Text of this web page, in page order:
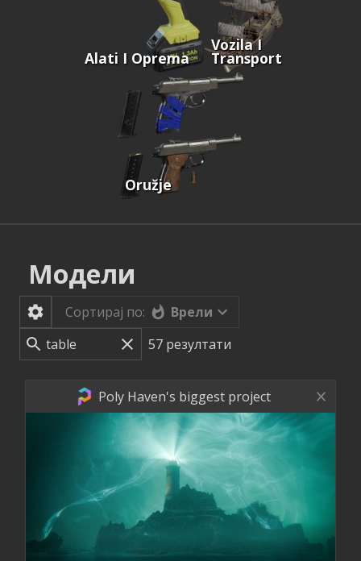
Alati I Oprema
Vozila I
Transport
Oružje
Модели
Сортирај по:
Врели
57 резултати
Poly Haven's biggest project